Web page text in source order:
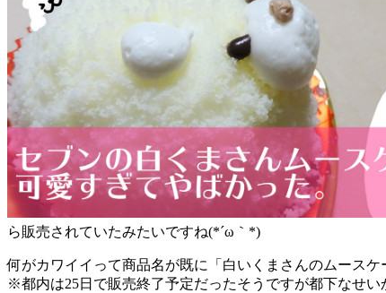
ら販売されていたみたいですね(*´ω｀*)
何がカワイイって商品名が既に「白いくまさんのムー
※都内は25日で販売終了予定だったそうですが都下なせい